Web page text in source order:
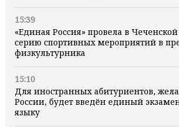
15:39
«Единая Россия» провела в
серию спортивных мероприятий в
физкультурника
15:10
Для иностранных абитуриентов,
России, будет введён единый
языку